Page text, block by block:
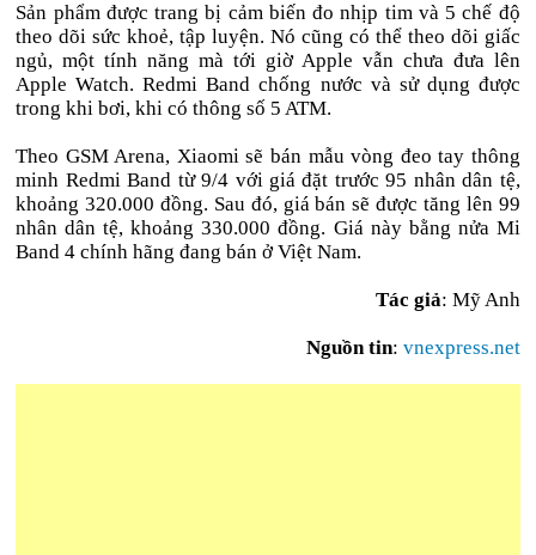
Sản phẩm được trang bị cảm biến đo nhịp tim và 5 chế độ
theo dõi sức khoẻ, tập luyện. Nó cũng có thể theo dõi giấc
ngủ, một tính năng mà tới giờ Apple vẫn chưa đưa lên
Apple Watch. Redmi Band chống nước và sử dụng được
trong khi bơi, khi có thông số 5 ATM.
Theo GSM Arena, Xiaomi sẽ bán mẫu vòng đeo tay thông
minh Redmi Band từ 9/4 với giá đặt trước 95 nhân dân tệ,
khoảng 320.000 đồng. Sau đó, giá bán sẽ được tăng lên 99
nhân dân tệ, khoảng 330.000 đồng. Giá này bằng nửa Mi
Band 4 chính hãng đang bán ở Việt Nam.
Tác giả: Mỹ Anh
Nguồn tin: vnexpress.net